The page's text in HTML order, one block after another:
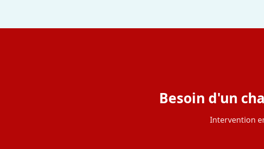
Besoin d'un
Intervention